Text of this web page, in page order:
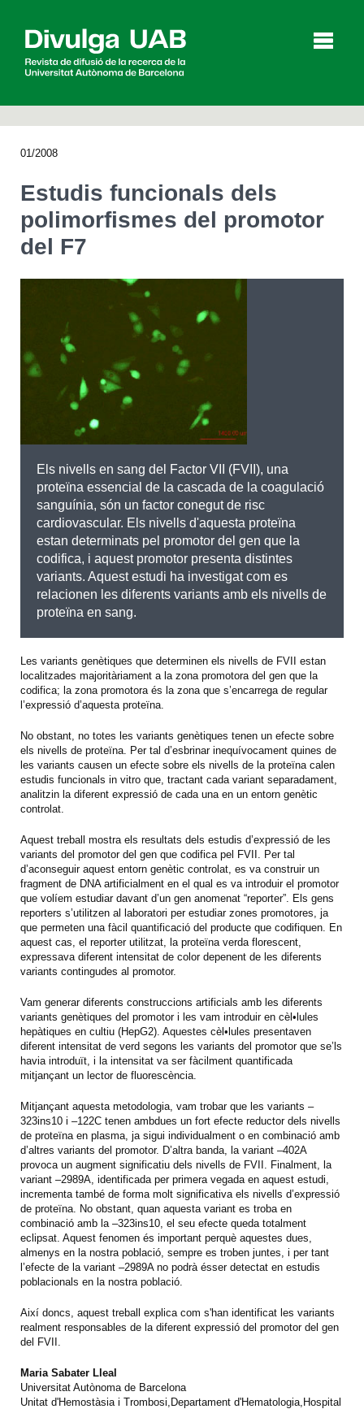
Agenda
Español
CERCAR
01/2008
Estudis funcionals dels
polimorfismes del promotor
del F7
Els nivells en sang del Factor VII (FVII), una
proteïna essencial de la cascada de la coagulació
sanguínia, són un factor conegut de risc
cardiovascular. Els nivells d'aquesta proteïna
estan determinats pel promotor del gen que la
codifica, i aquest promotor presenta distintes
variants. Aquest estudi ha investigat com es
relacionen les diferents variants amb els nivells de
proteïna en sang.
Les variants genètiques que determinen els nivells de FVII estan
localitzades majoritàriament a la zona promotora del gen que la
codifica; la zona promotora és la zona que s’encarrega de regular
l’expressió d’aquesta proteïna.
No obstant, no totes les variants genètiques tenen un efecte sobre
els nivells de proteïna. Per tal d’esbrinar inequívocament quines de
les variants causen un efecte sobre els nivells de la proteïna calen
estudis funcionals in vitro que, tractant cada variant separadament,
analitzin la diferent expressió de cada una en un entorn genètic
controlat.
Aquest treball mostra els resultats dels estudis d’expressió de les
variants del promotor del gen que codifica pel FVII. Per tal
d’aconseguir aquest entorn genètic controlat, es va construir un
fragment de DNA artificialment en el qual es va introduir el promotor
que volíem estudiar davant d’un gen anomenat “reporter”. Els gens
reporters s’utilitzen al laboratori per estudiar zones promotores, ja
que permeten una fàcil quantificació del producte que codifiquen. En
aquest cas, el reporter utilitzat, la proteïna verda florescent,
expressava diferent intensitat de color depenent de les diferents
variants contingudes al promotor.
Vam generar diferents construccions artificials amb les diferents
variants genètiques del promotor i les vam introduir en cèl•lules
hepàtiques en cultiu (HepG2). Aquestes cèl•lules presentaven
diferent intensitat de verd segons les variants del promotor que se’ls
havia introduït, i la intensitat va ser fàcilment quantificada
mitjançant un lector de fluorescència.
Mitjançant aquesta metodologia, vam trobar que les variants –
323ins10 i –122C tenen ambdues un fort efecte reductor dels nivells
de proteïna en plasma, ja sigui individualment o en combinació amb
d’altres variants del promotor. D’altra banda, la variant –402A
provoca un augment significatiu dels nivells de FVII. Finalment, la
variant –2989A, identificada per primera vegada en aquest estudi,
incrementa també de forma molt significativa els nivells d’expressió
de proteïna. No obstant, quan aquesta variant es troba en
combinació amb la –323ins10, el seu efecte queda totalment
eclipsat. Aquest fenomen és important perquè aquestes dues,
almenys en la nostra població, sempre es troben juntes, i per tant
l’efecte de la variant –2989A no podrà ésser detectat en estudis
poblacionals en la nostra població.
Així doncs, aquest treball explica com s'han identificat les variants
realment responsables de la diferent expressió del promotor del gen
del FVII.
Maria Sabater Lleal
Universitat Autònoma de Barcelona
Unitat d'Hemostàsia i Trombosi,Departament d'Hematologia,Hospital